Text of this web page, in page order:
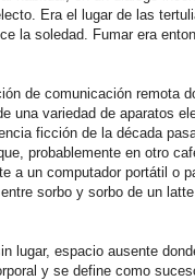
Era el lugar de las
la soledad. Fumar era
de comunicación remota
una variedad de aparatos
ficción de la década
probablemente en otro
a un computador portátil o
sorbo y sorbo de un
lugar, espacio ausente
y se define como